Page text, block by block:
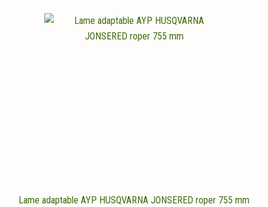
Lame adaptable AYP HUSQVARNA JONSERED roper 755 mm